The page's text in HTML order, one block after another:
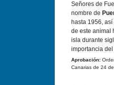
Señores de
nombre de
hasta 1956,
de este animal
isla durante
importancia del
Aprobación:
Canarias de 24